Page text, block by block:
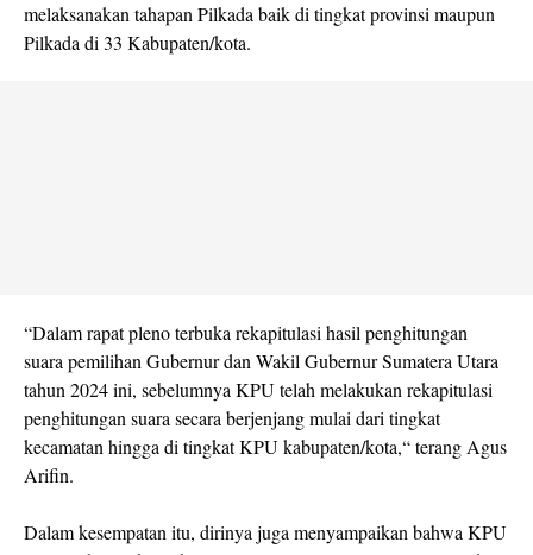
melaksanakan tahapan Pilkada baik di tingkat provinsi maupun
Pilkada di 33 Kabupaten/kota.
“Dalam rapat pleno terbuka rekapitulasi hasil penghitungan
suara pemilihan Gubernur dan Wakil Gubernur Sumatera Utara
tahun 2024 ini, sebelumnya KPU telah melakukan rekapitulasi
penghitungan suara secara berjenjang mulai dari tingkat
kecamatan hingga di tingkat KPU kabupaten/kota,“ terang Agus
Arifin.
Dalam kesempatan itu, dirinya juga menyampaikan bahwa KPU